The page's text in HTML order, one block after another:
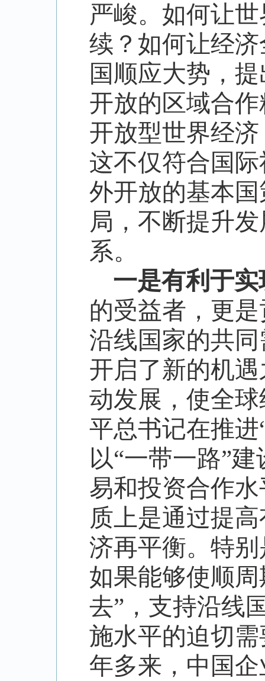
严峻。如何让
续？如何让经
国顺应大势，
开放的区域合
开放型世界经
这不仅符合国
外开放的基本
局，不断提升
系。
一是有利于
的受益者，更
沿线国家的共
开启了新的机
动发展，使全
平总书记在推进
以“一带一路”建
易和投资合作
质上是通过提
济再平衡。特
如果能够使顺
去” ，支持沿线
施水平的迫切
年多来，中国